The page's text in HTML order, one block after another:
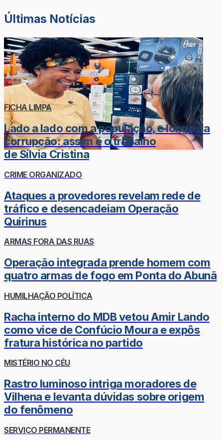
Últimas Notícias
FICHA LIMPA
Lado a lado com a população, e longe da
corrupção: assim é o trabalho
de Sílvia Cristina
CRIME ORGANIZADO
Ataques a provedores revelam rede de
tráfico e desencadeiam Operação
Quirinus
ARMAS FORA DAS RUAS
Operação integrada prende homem com
quatro armas de fogo em Ponta do Abunã
HUMILHAÇÃO POLÍTICA
Racha interno do MDB vetou Amir Lando
como vice de Confúcio Moura e expôs
fratura histórica no partido
MISTÉRIO NO CÉU
Rastro luminoso intriga moradores de
Vilhena e levanta dúvidas sobre origem
do fenômeno
SERVIÇO PERMANENTE